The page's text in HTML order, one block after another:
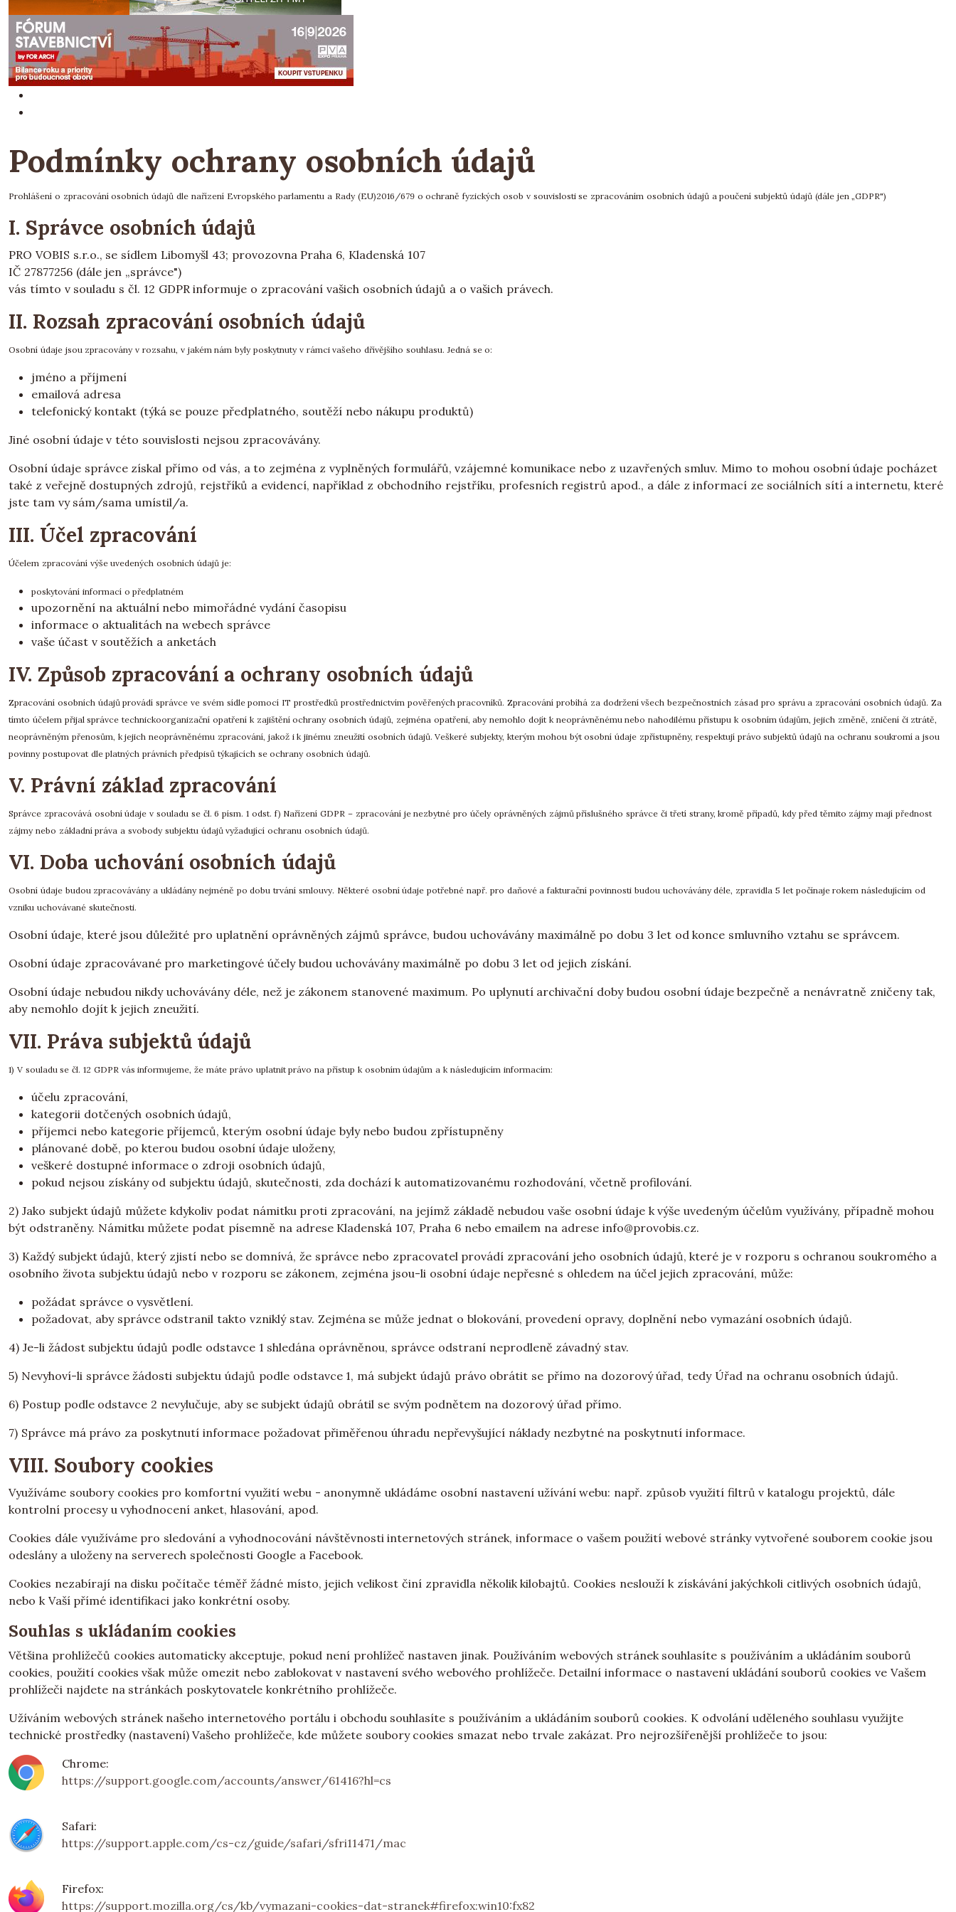
Podmínky ochrany osobních údajů
Prohlášení o zpracování osobních údajů dle nařízení Evropského parlamentu a Rady (EU)2016/679 o ochraně fyzických osob v souvislosti se zpracováním osobních údajů a poučení subjektů údajů (dále jen „GDPR")
I. Správce osobních údajů
PRO VOBIS s.r.o., se sídlem Libomyšl 43; provozovna Praha 6, Kladenská 107
IČ 27877256 (dále jen „správce")
vás tímto v souladu s čl. 12 GDPR informuje o zpracování vašich osobních údajů a o vašich právech.
II. Rozsah zpracování osobních údajů
Osobní údaje jsou zpracovány v rozsahu, v jakém nám byly poskytnuty v rámci vašeho dřívějšího souhlasu. Jedná se o:
jméno a příjmení
emailová adresa
telefonický kontakt (týká se pouze předplatného, soutěží nebo nákupu produktů)
Jiné osobní údaje v této souvislosti nejsou zpracovávány.
Osobní údaje správce získal přímo od vás, a to zejména z vyplněných formulářů, vzájemné komunikace nebo z uzavřených smluv. Mimo to mohou osobní údaje pocházet
také z veřejně dostupných zdrojů, rejstříků a evidencí, například z obchodního rejstříku, profesních registrů apod., a dále z informací ze sociálních sítí a internetu, které
jste tam vy sám/sama umístil/a.
III. Účel zpracování
Účelem zpracování výše uvedených osobních údajů je:
poskytování informací o předplatném
upozornění na aktuální nebo mimořádné vydání časopisu
informace o aktualitách na webech správce
vaše účast v soutěžích a anketách
IV. Způsob zpracování a ochrany osobních údajů
Zpracování osobních údajů provádí správce ve svém sídle pomocí IT prostředků prostřednictvím pověřených pracovníků. Zpracování probíhá za dodržení všech bezpečnostních zásad pro správu a zpracování osobních údajů. Za
tímto účelem přijal správce technickoorganizační opatření k zajištění ochrany osobních údajů, zejména opatření, aby nemohlo dojít k neoprávněnému nebo nahodilému přístupu k osobním údajům, jejich změně, zničení či ztrátě,
neoprávněným přenosům, k jejich neoprávněnému zpracování, jakož i k jinému zneužití osobních údajů. Veškeré subjekty, kterým mohou být osobní údaje zpřístupněny, respektují právo subjektů údajů na ochranu soukromí a jsou
povinny postupovat dle platných právních předpisů týkajících se ochrany osobních údajů.
V. Právní základ zpracování
Správce zpracovává osobní údaje v souladu se čl. 6 písm. 1 odst. f) Nařízení GDPR – zpracování je nezbytné pro účely oprávněných zájmů příslušného správce či třetí strany, kromě případů, kdy před těmito zájmy mají přednost
zájmy nebo základní práva a svobody subjektu údajů vyžadující ochranu osobních údajů.
VI. Doba uchování osobních údajů
Osobní údaje budou zpracovávány a ukládány nejméně po dobu trvání smlouvy. Některé osobní údaje potřebné např. pro daňové a fakturační povinnosti budou uchovávány déle, zpravidla 5 let počínaje rokem následujícím od
vzniku uchovávané skutečnosti.
Osobní údaje, které jsou důležité pro uplatnění oprávněných zájmů správce, budou uchovávány maximálně po dobu 3 let od konce smluvního vztahu se správcem.
Osobní údaje zpracovávané pro marketingové účely budou uchovávány maximálně po dobu 3 let od jejich získání.
Osobní údaje nebudou nikdy uchovávány déle, než je zákonem stanovené maximum. Po uplynutí archivační doby budou osobní údaje bezpečně a nenávratně zničeny tak,
aby nemohlo dojít k jejich zneužití.
VII. Práva subjektů údajů
1) V souladu se čl. 12 GDPR vás informujeme, že máte právo uplatnit právo na přístup k osobním údajům a k následujícím informacím:
účelu zpracování,
kategorii dotčených osobních údajů,
příjemci nebo kategorie příjemců, kterým osobní údaje byly nebo budou zpřístupněny
plánované době, po kterou budou osobní údaje uloženy,
veškeré dostupné informace o zdroji osobních údajů,
pokud nejsou získány od subjektu údajů, skutečnosti, zda dochází k automatizovanému rozhodování, včetně profilování.
2) Jako subjekt údajů můžete kdykoliv podat námitku proti zpracování, na jejímž základě nebudou vaše osobní údaje k výše uvedeným účelům využívány, případně mohou
být odstraněny. Námitku můžete podat písemně na adrese Kladenská 107, Praha 6 nebo emailem na adrese info@provobis.cz.
3) Každý subjekt údajů, který zjistí nebo se domnívá, že správce nebo zpracovatel provádí zpracování jeho osobních údajů, které je v rozporu s ochranou soukromého a
osobního života subjektu údajů nebo v rozporu se zákonem, zejména jsou-li osobní údaje nepřesné s ohledem na účel jejich zpracování, může:
požádat správce o vysvětlení.
požadovat, aby správce odstranil takto vzniklý stav. Zejména se může jednat o blokování, provedení opravy, doplnění nebo vymazání osobních údajů.
4) Je-li žádost subjektu údajů podle odstavce 1 shledána oprávněnou, správce odstraní neprodleně závadný stav.
5) Nevyhoví-li správce žádosti subjektu údajů podle odstavce 1, má subjekt údajů právo obrátit se přímo na dozorový úřad, tedy Úřad na ochranu osobních údajů.
6) Postup podle odstavce 2 nevylučuje, aby se subjekt údajů obrátil se svým podnětem na dozorový úřad přímo.
7) Správce má právo za poskytnutí informace požadovat přiměřenou úhradu nepřevyšující náklady nezbytné na poskytnutí informace.
VIII. Soubory cookies
Využíváme soubory cookies pro komfortní využití webu - anonymně ukládáme osobní nastavení užívání webu: např. způsob využití filtrů v katalogu projektů, dále
kontrolní procesy u vyhodnocení anket, hlasování, apod.
Cookies dále využíváme pro sledování a vyhodnocování návštěvnosti internetových stránek, informace o vašem použití webové stránky vytvořené souborem cookie jsou
odeslány a uloženy na serverech společnosti Google a Facebook.
Cookies nezabírají na disku počítače téměř žádné místo, jejich velikost činí zpravidla několik kilobajtů. Cookies neslouží k získávání jakýchkoli citlivých osobních údajů,
nebo k Vaší přímé identifikaci jako konkrétní osoby.
Souhlas s ukládaním cookies
Většina prohlížečů cookies automaticky akceptuje, pokud není prohlížeč nastaven jinak. Používáním webových stránek souhlasíte s používáním a ukládáním souborů
cookies, použití cookies však může omezit nebo zablokovat v nastavení svého webového prohlížeče. Detailní informace o nastavení ukládání souborů cookies ve Vašem
prohlížeči najdete na stránkách poskytovatele konkrétního prohlížeče.
Užíváním webových stránek našeho internetového portálu i obchodu souhlasíte s používáním a ukládáním souborů cookies. K odvolání uděleného souhlasu využijte
technické prostředky (nastavení) Vašeho prohlížeče, kde můžete soubory cookies smazat nebo trvale zakázat. Pro nejrozšířenější prohlížeče to jsou:
Chrome:
https://support.google.com/accounts/answer/61416?hl=cs
Safari:
https://support.apple.com/cs-cz/guide/safari/sfri11471/mac
Firefox:
https://support.mozilla.org/cs/kb/vymazani-cookies-dat-stranek#firefox:win10:fx82